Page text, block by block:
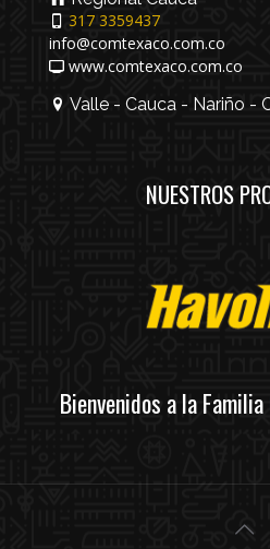
317 3359437
info@comtexaco.com.co
www.comtexaco.com.co
Valle - Cauca - Nariño -
NUESTROS
Bienvenidos a la Familia